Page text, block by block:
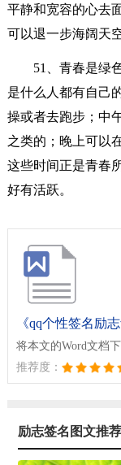
平静和宽容的心去
可以退一步海阔天
51、青春是绿
是什么人都有自己
操或者去跑步；中
之类的；晚上可以
这些时间正是青春
好有活跃。
《qq个性签名励志
将本文的Word文档
推荐度：
励志签名图文推荐